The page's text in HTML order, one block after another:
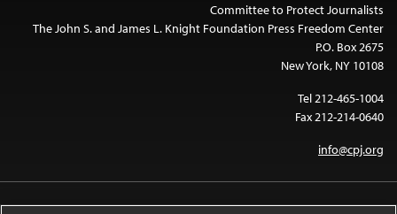
Committee to Protect Journalists
The John S. and James L. Knight Foundation Press Freedom Center
P.O. Box 2675
New York, NY 10108
Tel 212-465-1004
Fax 212-214-0640
info@cpj.org